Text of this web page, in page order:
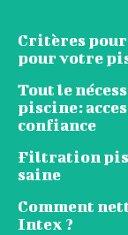
Critères
pour votre
Tout le
piscine:
confiance
Filtration
saine
Comment
Intex ?